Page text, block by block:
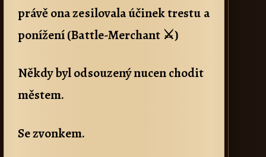
právě ona zesilovala účinek trestu a
ponížení (Battle-Merchant ⚔)
Někdy byl odsouzený nucen chodit
městem.
Se zvonkem.